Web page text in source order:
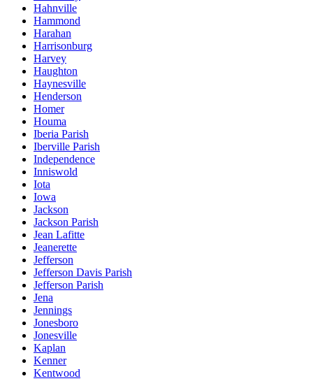
Hahnville
Hammond
Harahan
Harrisonburg
Harvey
Haughton
Haynesville
Henderson
Homer
Houma
Iberia Parish
Iberville Parish
Independence
Inniswold
Iota
Iowa
Jackson
Jackson Parish
Jean Lafitte
Jeanerette
Jefferson
Jefferson Davis Parish
Jefferson Parish
Jena
Jennings
Jonesboro
Jonesville
Kaplan
Kenner
Kentwood